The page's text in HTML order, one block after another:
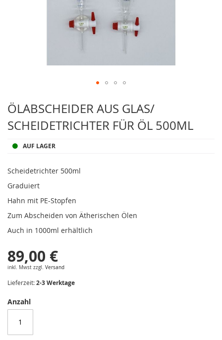
ÖLABSCHEIDER AUS GLAS/
SCHEIDETRICHTER FÜR ÖL 500ML
AUF LAGER
Scheidetrichter 500ml
Graduiert
Hahn mit PE-Stopfen
Zum Abscheiden von Ätherischen Ölen
Auch in 1000ml erhältlich
89,00 €
inkl. Mwst zzgl. Versand
Lieferzeit:2-3 Werktage
Anzahl
Anfang
der
Bildergalerie